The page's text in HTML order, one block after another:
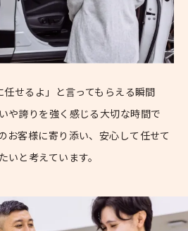
せるよ」と言ってもらえる瞬間
や誇りを強く感じる大切な時間で
お客様に寄り添い、安心して任せて
と考えています。